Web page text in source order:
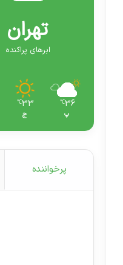
تهران
ابرهای پراکنده
36
℃
پ
33
℃
ج
پرخواننده